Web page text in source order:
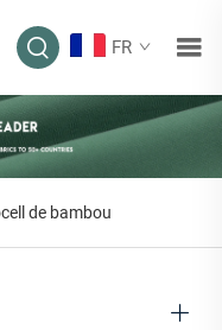
FR
de bambou